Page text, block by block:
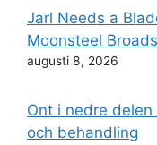
Jarl Needs a
Moonsteel
augusti 8, 2026
Ont i nedre
och behandling